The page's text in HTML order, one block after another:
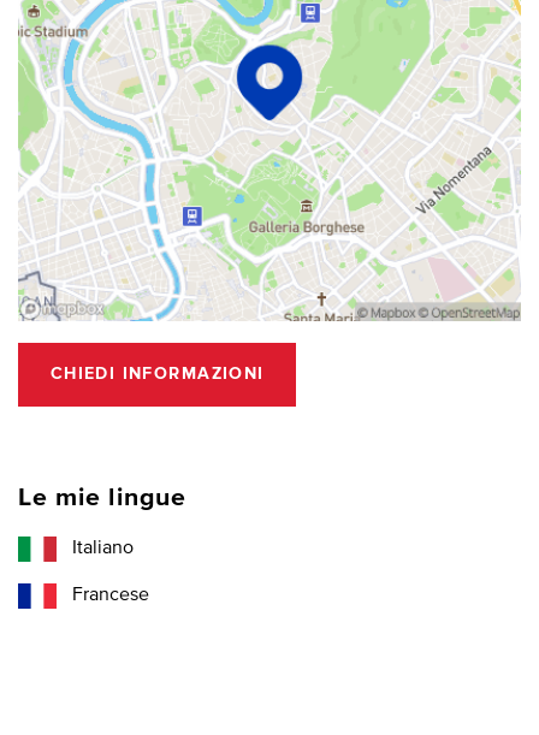
CHIEDI INFORMAZIONI
Le mie lingue
Italiano
Francese